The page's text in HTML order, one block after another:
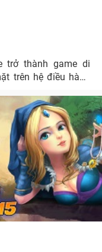
trở thành game di
trên hệ điều hành